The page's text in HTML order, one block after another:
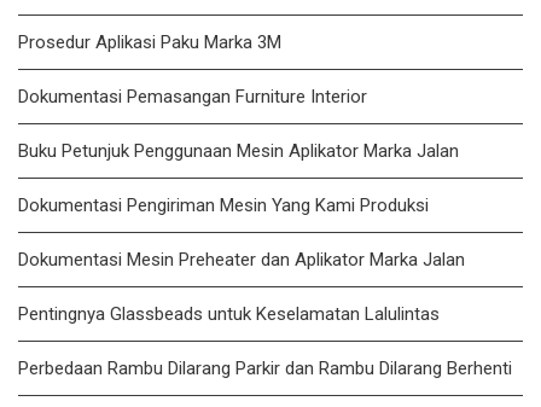
Prosedur Aplikasi Paku Marka 3M
Dokumentasi Pemasangan Furniture Interior
Buku Petunjuk Penggunaan Mesin Aplikator Marka Jalan
Dokumentasi Pengiriman Mesin Yang Kami Produksi
Dokumentasi Mesin Preheater dan Aplikator Marka Jalan
Pentingnya Glassbeads untuk Keselamatan Lalulintas
Perbedaan Rambu Dilarang Parkir dan Rambu Dilarang Berhenti